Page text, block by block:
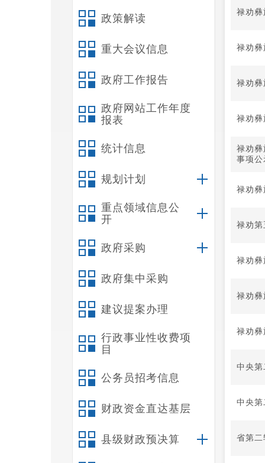
政策解读
重大会议信息
政府工作报告
政府网站工作年度
报表
统计信息
规划计划
重点领域信息公
开
政府采购
政府集中采购
建议提案办理
行政事业性收费项
目
公务员招考信息
财政资金直达基层
县级财政预决算
禄劝
禄劝
禄劝
禄劝
禄劝
事项公
禄劝
禄劝
禄劝
禄劝
禄劝
中央
中央
省第